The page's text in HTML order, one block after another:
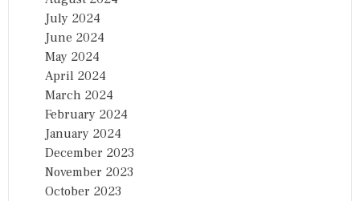
July 2024
June 2024
May 2024
April 2024
March 2024
February 2024
January 2024
December 2023
November 2023
October 2023